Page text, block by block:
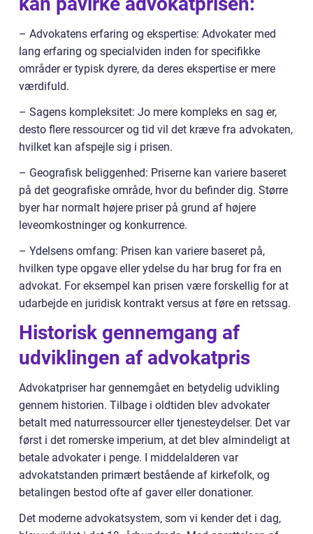
– Advokatens erfaring og ekspertise: Advokater med
lang erfaring og specialviden inden for specifikke
områder er typisk dyrere, da deres ekspertise er mere
værdifuld.
– Sagens kompleksitet: Jo mere kompleks en sag er,
desto flere ressourcer og tid vil det kræve fra advokaten,
hvilket kan afspejle sig i prisen.
– Geografisk beliggenhed: Priserne kan variere baseret
på det geografiske område, hvor du befinder dig. Større
byer har normalt højere priser på grund af højere
leveomkostninger og konkurrence.
– Ydelsens omfang: Prisen kan variere baseret på,
hvilken type opgave eller ydelse du har brug for fra en
advokat. For eksempel kan prisen være forskellig for at
udarbejde en juridisk kontrakt versus at føre en retssag.
Historisk gennemgang af
udviklingen af advokatpris
Advokatpriser har gennemgået en betydelig udvikling
gennem historien. Tilbage i oldtiden blev advokater
betalt med naturressourcer eller tjenesteydelser. Det var
først i det romerske imperium, at det blev almindeligt at
betale advokater i penge. I middelalderen var
advokatstanden primært bestående af kirkefolk, og
betalingen bestod ofte af gaver eller donationer.
Det moderne advokatsystem, som vi kender det i dag,